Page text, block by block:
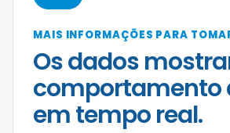
MAIS INFORMAÇÕES PARA
Os dados
comportamento
em tempo real.